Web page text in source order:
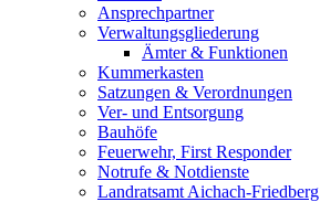
Ansprechpartner
Verwaltungsgliederung
Ämter & Funktionen
Kummerkasten
Satzungen & Verordnungen
Ver- und Entsorgung
Bauhöfe
Feuerwehr, First Responder
Notrufe & Notdienste
Landratsamt Aichach-Friedberg